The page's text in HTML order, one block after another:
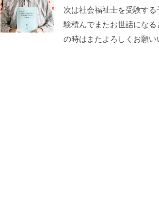
次は社会福祉士を受験す
験積んでまたお世話にな
の時はまたよろしくお願い